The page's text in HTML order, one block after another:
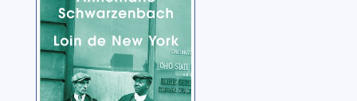
York: reportages
et photographies
(1936-1938)
Schwarzenbach,
Annemarie